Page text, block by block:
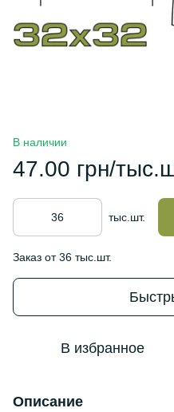
В наличии
47.00 грн/
тыс.шт.
Заказ от 36 тыс.шт.
В избранное
Описание